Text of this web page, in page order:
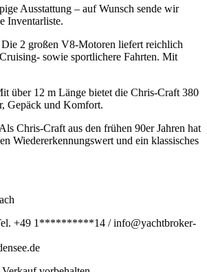
Ausstattung – auf Wunsch sende wir
Inventarliste.
2 großen V8-Motoren liefert reichlich
sowie sportlichere Fahrten. Mit
über 12 m Länge bietet die Chris-Craft 380
Gepäck und Komfort.
Chris-Craft aus den frühen 90er Jahren hat
Wiedererkennungswert und ein klassisches
+49 1 **********14 / info@yachtbroker-